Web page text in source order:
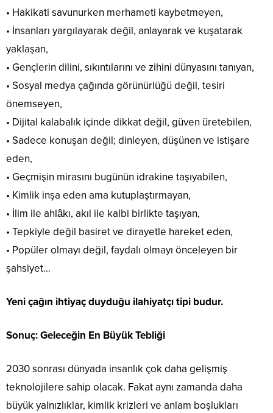
• Hakikati savunurken merhameti kaybetmeyen,
• İnsanları yargılayarak değil, anlayarak ve kuşatarak
yaklaşan,
• Gençlerin dilini, sıkıntılarını ve zihini dünyasını tanıyan,
• Sosyal medya çağında görünürlüğü değil, tesiri
önemseyen,
• Dijital kalabalık içinde dikkat değil, güven üretebilen,
• Sadece konuşan değil; dinleyen, düşünen ve istişare
eden,
• Geçmişin mirasını bugünün idrakine taşıyabilen,
• Kimlik inşa eden ama kutuplaştırmayan,
• İlim ile ahlâkı, akıl ile kalbi birlikte taşıyan,
• Tepkiyle değil basiret ve dirayetle hareket eden,
• Popüler olmayı değil, faydalı olmayı önceleyen bir
şahsiyet…
Yeni çağın ihtiyaç duyduğu ilahiyatçı tipi budur.
Sonuç: Geleceğin En Büyük Tebliği
2030 sonrası dünyada insanlık çok daha gelişmiş
teknolojilere sahip olacak. Fakat aynı zamanda daha
büyük yalnızlıklar, kimlik krizleri ve anlam boşlukları